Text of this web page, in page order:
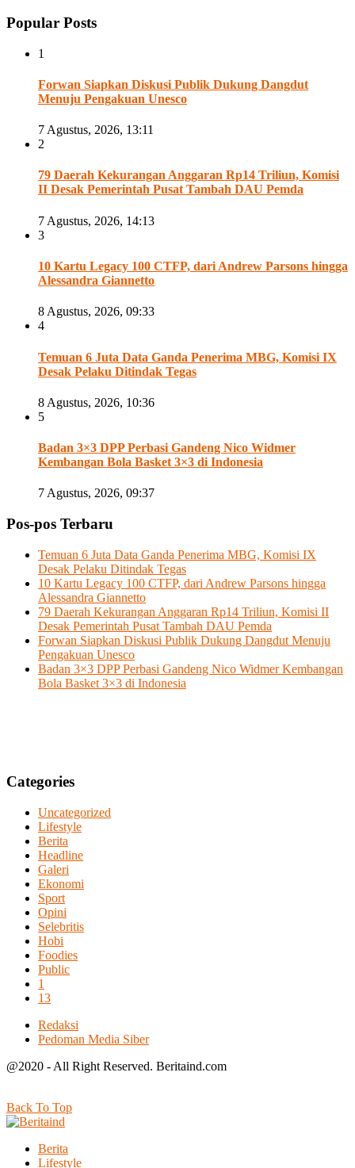
Popular Posts
1
Forwan Siapkan Diskusi Publik Dukung Dangdut
Menuju Pengakuan Unesco
7 Agustus, 2026, 13:11
2
79 Daerah Kekurangan Anggaran Rp14 Triliun, Komisi
II Desak Pemerintah Pusat Tambah DAU Pemda
7 Agustus, 2026, 14:13
3
10 Kartu Legacy 100 CTFP, dari Andrew Parsons hingga
Alessandra Giannetto
8 Agustus, 2026, 09:33
4
Temuan 6 Juta Data Ganda Penerima MBG, Komisi IX
Desak Pelaku Ditindak Tegas
8 Agustus, 2026, 10:36
5
Badan 3×3 DPP Perbasi Gandeng Nico Widmer
Kembangan Bola Basket 3×3 di Indonesia
7 Agustus, 2026, 09:37
Pos-pos Terbaru
Temuan 6 Juta Data Ganda Penerima MBG, Komisi IX
Desak Pelaku Ditindak Tegas
10 Kartu Legacy 100 CTFP, dari Andrew Parsons hingga
Alessandra Giannetto
79 Daerah Kekurangan Anggaran Rp14 Triliun, Komisi II
Desak Pemerintah Pusat Tambah DAU Pemda
Forwan Siapkan Diskusi Publik Dukung Dangdut Menuju
Pengakuan Unesco
Badan 3×3 DPP Perbasi Gandeng Nico Widmer Kembangan
Bola Basket 3×3 di Indonesia
Categories
Uncategorized
Lifestyle
Berita
Headline
Galeri
Ekonomi
Sport
Opini
Selebritis
Hobi
Foodies
Public
1
13
Redaksi
Pedoman Media Siber
@2020 - All Right Reserved. Beritaind.com
Back To Top
Berita
Lifestyle